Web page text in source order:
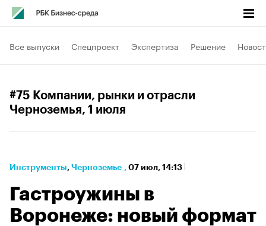
Все выпуски Спецпроект Экспертиза Решение
#75 Компании, рынки и отрасли
Черноземья, 1 июля
Инструменты⁠, Черноземье , 07 июл, 14:13
Гастроужины в
Воронеже: новый формат